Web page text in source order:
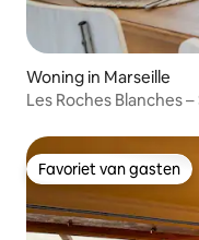
Woning in Marseille
Les Roches Blanches
Favoriet van gasten
Favoriet van gasten